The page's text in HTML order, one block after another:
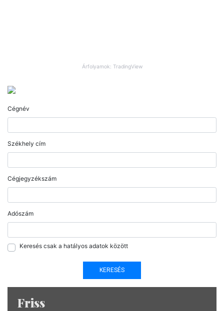
Árfolyamok: TradingView
Cégnév
Székhely cím
Cégjegyzékszám
Adószám
Keresés csak a hatályos adatok között
Friss